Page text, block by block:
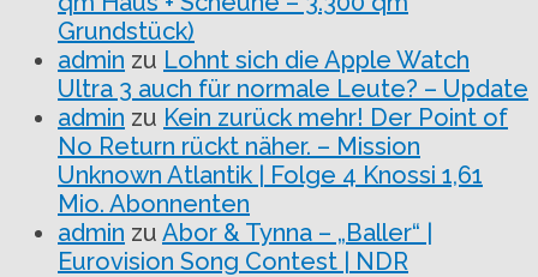
Grundstück)
admin zu Lohnt sich die Apple Watch
Ultra 3 auch für normale Leute? – Update
admin zu Kein zurück mehr! Der Point of
No Return rückt näher. – Mission
Unknown Atlantik | Folge 4 Knossi 1,61
Mio. Abonnenten
admin zu Abor & Tynna – „Baller“ |
Eurovision Song Contest | NDR